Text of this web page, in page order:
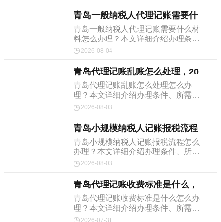
青岛一般纳税人代理记账需要什么材料，...
青岛一般纳税人代理记账需要什么材
料怎么办理？本文详细介绍办理条
件、所需材料和完整流程。
2026-08-04
青岛代理记账乱账怎么处理，2026最...
青岛代理记账乱账怎么处理怎么办
理？本文详细介绍办理条件、所需材
料和完整流程。
2026-08-03
青岛小规模纳税人记账报税流程怎么
办理？本文详细介绍办理条件、所需
材料和完整流程。
2026-08-03
青岛代理记账收费标准是什么，2026...
青岛代理记账收费标准是什么怎么办
理？本文详细介绍办理条件、所需材
料和完整流程。
2026-07-31